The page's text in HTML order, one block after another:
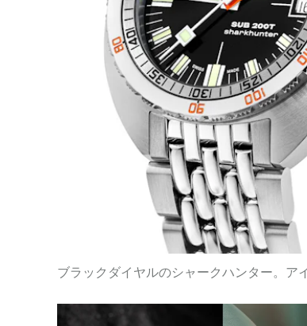
ブラックダイヤルのシャークハンター。ア